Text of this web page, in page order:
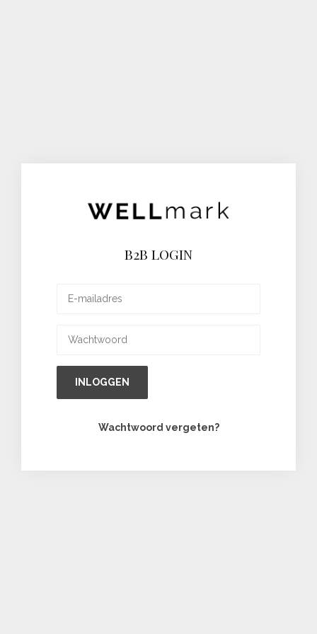
B2B LOGIN
INLOGGEN
Wachtwoord vergeten?